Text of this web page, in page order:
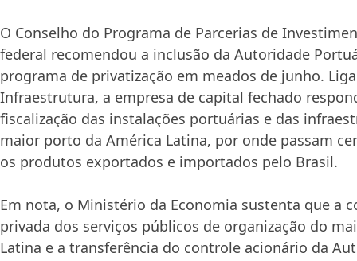
O Conselho do Programa de Parcerias de
federal recomendou a inclusão da Autoridade
programa de privatização em meados de junho.
Infraestrutura, a empresa de capital fechado
fiscalização das instalações portuárias e das
maior porto da América Latina, por onde passam
os produtos exportados e importados pelo Brasil.
Em nota, o Ministério da Economia sustenta que a
privada dos serviços públicos de organização do
Latina e a transferência do controle acionário da